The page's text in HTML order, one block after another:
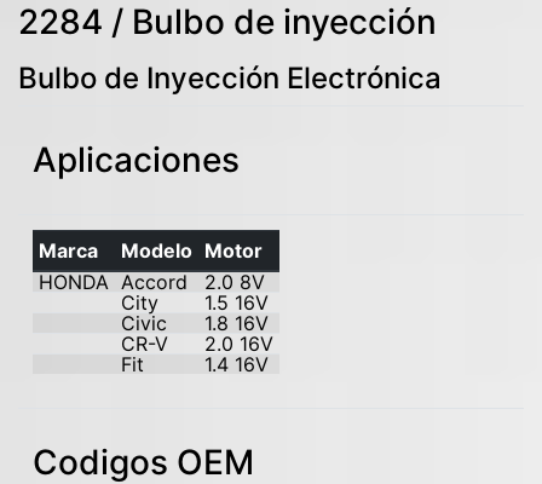
2284 / Bulbo de inyección
Bulbo de Inyección Electrónica
Aplicaciones
Marca Modelo Motor
HONDA Accord
2.0 8V
City
1.5 16V
Civic
1.8 16V
CR-V
2.0 16V
Fit
1.4 16V
Codigos OEM